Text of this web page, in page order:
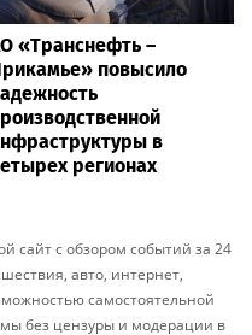
«Транснефть –
повысило
в
регионах
сайт с обзором событий за 24
авто, интернет,
самостоятельной
без цензуры и модерации в